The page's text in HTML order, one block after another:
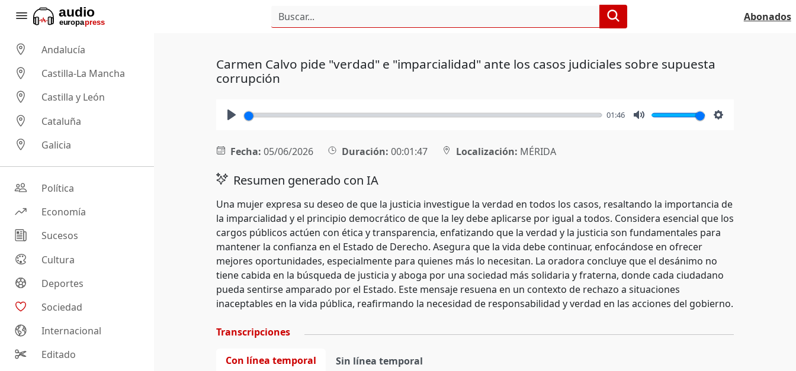
Abonados
Andalucía
Castilla-La Mancha
Castilla y León
Cataluña
Galicia
Política
Economía
Sucesos
Cultura
Deportes
Sociedad
Internacional
Editado
Carmen Calvo pide "verdad" e "imparcialidad" ante los casos judiciales sobre supuesta
corrupción
01:46
Fecha: 05/06/2026 Duración: 00:01:47 Localización: MÉRIDA
Resumen generado con IA
Una mujer expresa su deseo de que la justicia investigue la verdad en todos los casos, resaltando la importancia de
la imparcialidad y el principio democrático de que la ley debe aplicarse por igual a todos. Considera esencial que los
cargos públicos actúen con ética y transparencia, enfatizando que la verdad y la justicia son fundamentales para
mantener la confianza en el Estado de Derecho. Asegura que la vida debe continuar, enfocándose en ofrecer
mejores oportunidades, especialmente para quienes más lo necesitan. La oradora concluye que el desánimo no
tiene cabida en la búsqueda de justicia y aboga por una sociedad más solidaria y fraterna, donde cada ciudadano
pueda sentirse amparado por el Estado. Este mensaje resuena en un contexto de rechazo a situaciones
inaceptables en la vida pública, reafirmando la necesidad de responsabilidad y verdad en las acciones del gobierno.
Transcripciones
Con línea temporal Sin línea temporal